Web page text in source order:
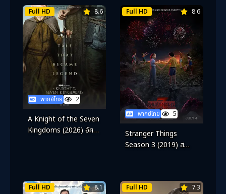
Full HD 8.6
พากย์ไทย 2
A Knight of the Seven
Kingdoms (2026) อัศวิน
Full HD 8.6
พากย์ไทย 5
Stranger Things
Season 3 (2019) ส
Full HD 8.1 Full HD 7.3